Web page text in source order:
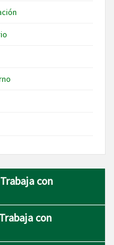
Trabaja con
con